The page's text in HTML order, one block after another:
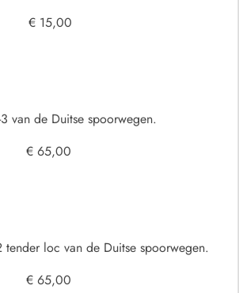
€ 15,00
van de Duitse spoorwegen.
€ 65,00
loc van de Duitse spoorwegen.
€ 65,00